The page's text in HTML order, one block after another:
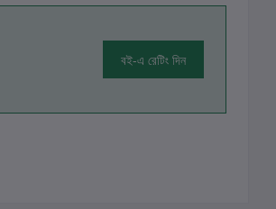
বই-এ রেটিং দিন